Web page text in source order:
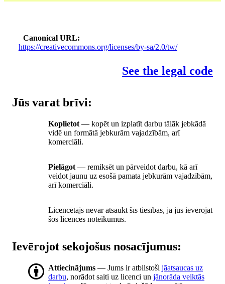
Canonical URL
https://creativecommons.org/licenses/by-sa/2.0/tw/
See the legal code
Jūs varat brīvi:
Koplietot — kopēt un izplatīt darbu tālāk jebkādā
vidē un formātā jebkurām vajadzībām, arī
komerciāli.
Pielāgot — remiksēt un pārveidot darbu, kā arī
veidot jaunu uz esošā pamata jebkurām vajadzībām,
arī komerciāli.
Licencētājs nevar atsaukt šīs tiesības, ja jūs ievērojat
šos licences noteikumus.
Ievērojot sekojošus nosacījumus:
Attiecinājums — Jums ir atbilstoši jāatsaucas uz
darbu, norādot saiti uz licenci un jānorāda veiktās